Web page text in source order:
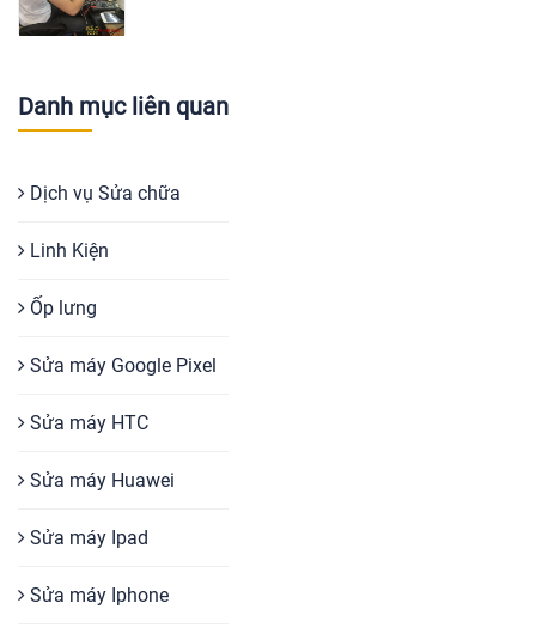
Danh mục liên quan
Dịch vụ Sửa chữa
Linh Kiện
Ốp lưng
Sửa máy Google Pixel
Sửa máy HTC
Sửa máy Huawei
Sửa máy Ipad
Sửa máy Iphone